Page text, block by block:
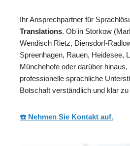
Ihr Ansprechpartner für
Translations. Ob in Storkow
Wendisch Rietz, Diensdorf-
Spreenhagen, Rauen, Heidesee,
Münchehofe oder darüber hinaus,
professionelle sprachliche
Botschaft verständlich und klar
☎️ Nehmen Sie Kontakt auf.